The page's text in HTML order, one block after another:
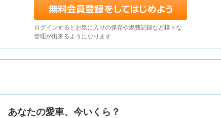
ログインするとお気に入りの保存や燃費記録など様々な
管理が出来るようになります
あなたの愛車、今いくら？